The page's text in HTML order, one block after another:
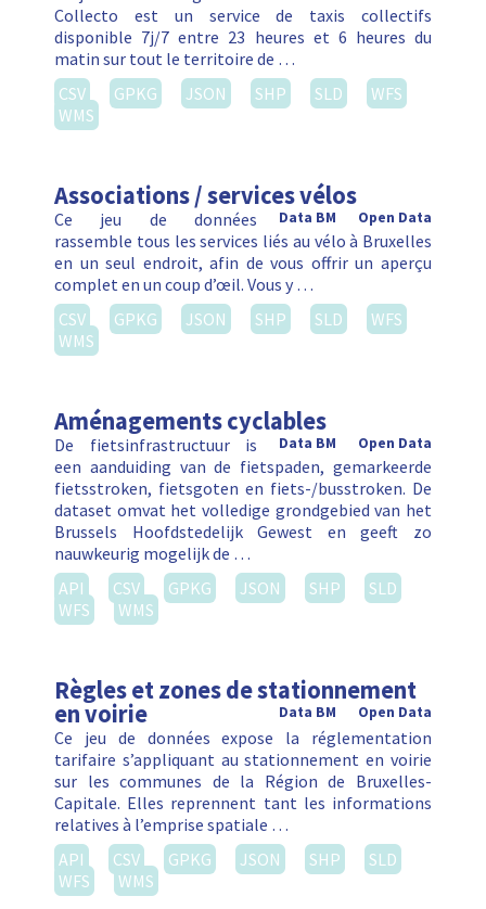
Collecto est un service de taxis collectifs
disponible 7j/7 entre 23 heures et 6 heures du
matin sur tout le territoire de …
CSV
GPKG JSON SHP SLD
WFS
WMS
Associations / services vélos
Open Data
Data BM
Ce jeu de données
rassemble tous les services liés au vélo à Bruxelles
en un seul endroit, afin de vous offrir un aperçu
complet en un coup d’œil. Vous y …
CSV
GPKG JSON SHP SLD
WFS
WMS
Aménagements cyclables
Open Data
Data BM
De fietsinfrastructuur is
een aanduiding van de fietspaden, gemarkeerde
fietsstroken, fietsgoten en fiets-/busstroken. De
dataset omvat het volledige grondgebied van het
Brussels Hoofdstedelijk Gewest en geeft zo
nauwkeurig mogelijk de …
API
CSV GPKG JSON SHP
SLD
WFS
WMS
Règles et zones de stationnement
en voirie Open Data
Data BM
Ce jeu de données expose la réglementation
tarifaire s’appliquant au stationnement en voirie
sur les communes de la Région de Bruxelles-
Capitale. Elles reprennent tant les informations
relatives à l’emprise spatiale …
API
CSV GPKG JSON SHP
SLD
WFS
WMS